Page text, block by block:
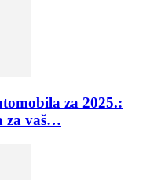
za 2025.:
za vaš…